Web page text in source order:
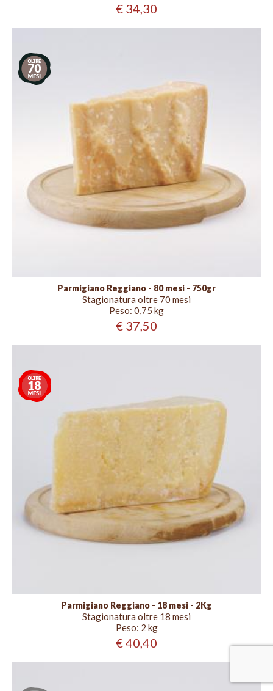
€ 34,30
Stagionatura
oltre
70
Parmigiano Reggiano - 80 mesi - 750gr
Stagionatura oltre 70 mesi
Peso: 0,75 kg
€ 37,50
Stagionatura
oltre
18
Parmigiano Reggiano - 18 mesi - 2Kg
Stagionatura oltre 18 mesi
Peso: 2 kg
€ 40,40